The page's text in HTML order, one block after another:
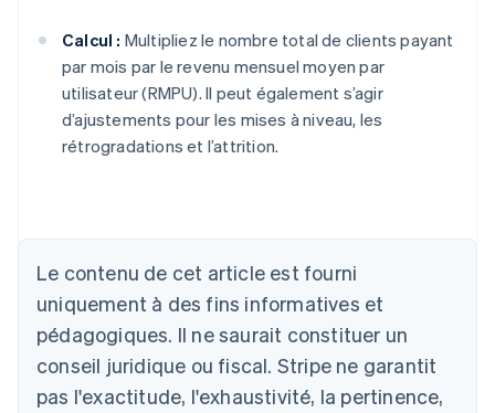
Calcul : Multipliez le nombre total de clients payant
par mois par le revenu mensuel moyen par
utilisateur (RMPU). Il peut également s’agir
d’ajustements pour les mises à niveau, les
rétrogradations et l’attrition.
Le contenu de cet article est fourni
uniquement à des fins informatives et
pédagogiques. Il ne saurait constituer un
conseil juridique ou fiscal. Stripe ne garantit
pas l'exactitude, l'exhaustivité, la pertinence,
Allemagne
DeutschEnglish
Australie
English
Autriche